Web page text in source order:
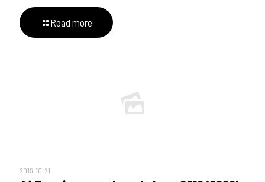
Read more
2019-10-21